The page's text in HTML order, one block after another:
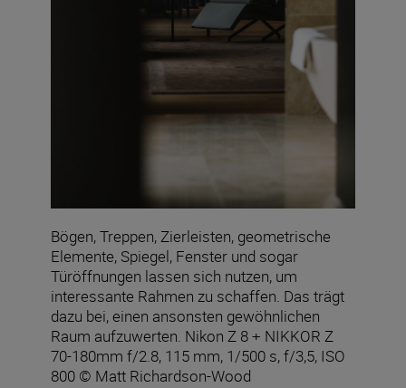
Bögen, Treppen, Zierleisten, geometrische
Elemente, Spiegel, Fenster und sogar
Türöffnungen lassen sich nutzen, um
interessante Rahmen zu schaffen. Das trägt
dazu bei, einen ansonsten gewöhnlichen
Raum aufzuwerten. Nikon Z 8 + NIKKOR Z
70-180mm f/2.8, 115 mm, 1/500 s, f/3,5, ISO
800 © Matt Richardson-Wood